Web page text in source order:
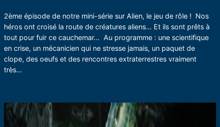
2ème épisode de notre mini-série sur Alien, le jeu de rôle ! Nos
héros ont croisé la route de créatures aliens… Et ils sont prêts à
tout pour fuir ce cauchemar… Au programme : une scientifique
en crise, un mécanicien qui ne stresse jamais, un paquet de
clope, des oeufs et des rencontres extraterrestres vraiment
très…